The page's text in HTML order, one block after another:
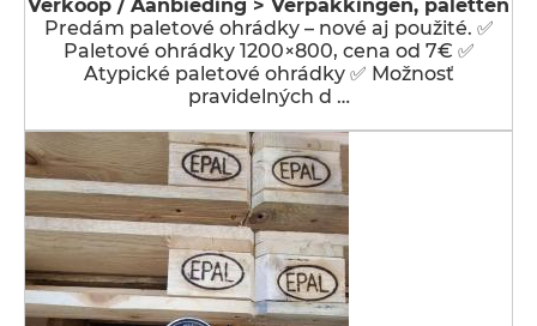
Verkoop / Aanbieding > Verpakkingen, paletten
Predám paletové ohrádky – nové aj použité. ✅
Paletové ohrádky 1200×800, cena od 7€ ✅
Atypické paletové ohrádky ✅ Možnosť
pravidelných d …